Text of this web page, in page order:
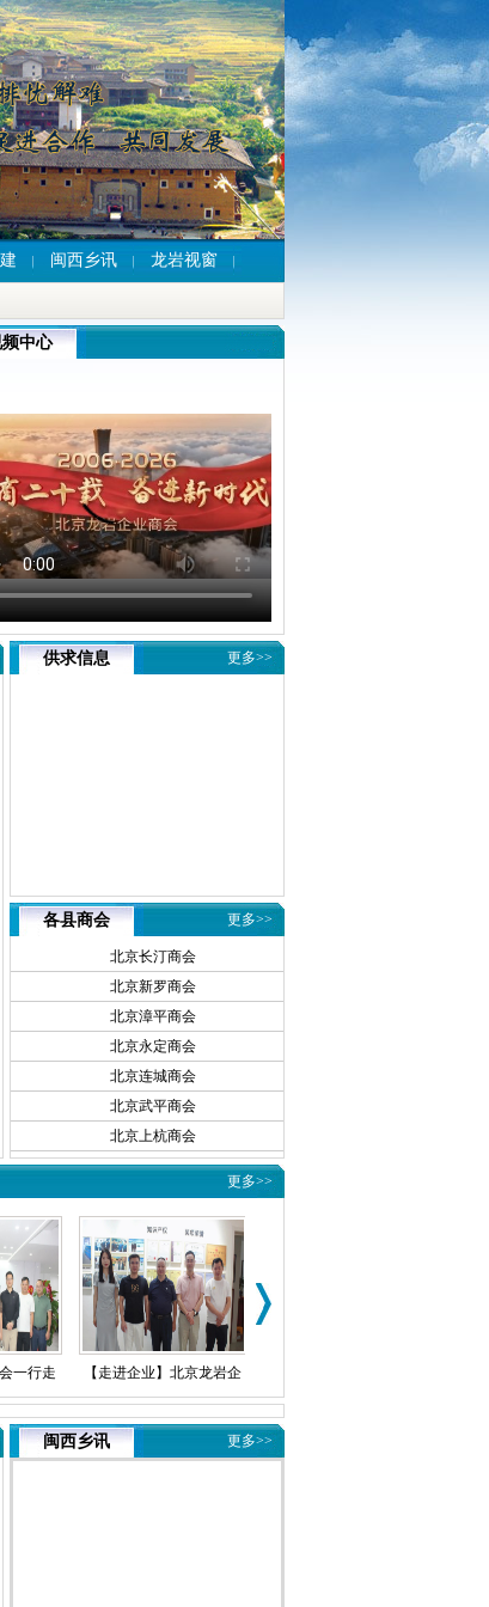
闽西乡讯 龙岩视窗
中心
张德飞
吴金泉
供求信息 更多>>
各县商会 更多>>
北京长汀商会
北京新罗商会
北京漳平商会
北京永定商会
北京连城商会
北京武平商会
北京上杭商会
更多>>
行走
林辉
览有
【走进企业】北京龙岩企
业商会一行走访调研拟任
副会长吴锦芳企业中超新
联合举办学习贯彻党的二
十届三中全会精神专题讲
闽西乡讯 更多>>